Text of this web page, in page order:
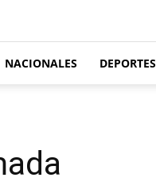
NACIONALES DEPORTES